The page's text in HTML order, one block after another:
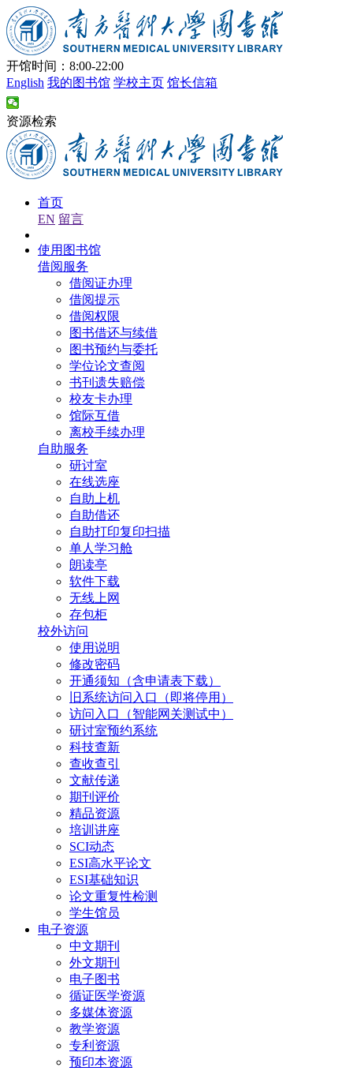
开馆时间：8:00-22:00
English 我的图书馆 学校主页 馆长信箱
资源检索
首页
EN 留言
使用图书馆
借阅服务
借阅证办理
借阅提示
借阅权限
图书借还与续借
图书预约与委托
学位论文查阅
书刊遗失赔偿
校友卡办理
馆际互借
离校手续办理
自助服务
研讨室
在线选座
自助上机
自助借还
自助打印复印扫描
单人学习舱
朗读亭
软件下载
无线上网
存包柜
校外访问
使用说明
修改密码
开通须知（含申请表下载）
旧系统访问入口（即将停用）
访问入口（智能网关测试中）
研讨室预约系统
科技查新
查收查引
文献传递
期刊评价
精品资源
培训讲座
SCI动态
ESI高水平论文
ESI基础知识
论文重复性检测
学生馆员
电子资源
中文期刊
外文期刊
电子图书
循证医学资源
多媒体资源
教学资源
专利资源
预印本资源